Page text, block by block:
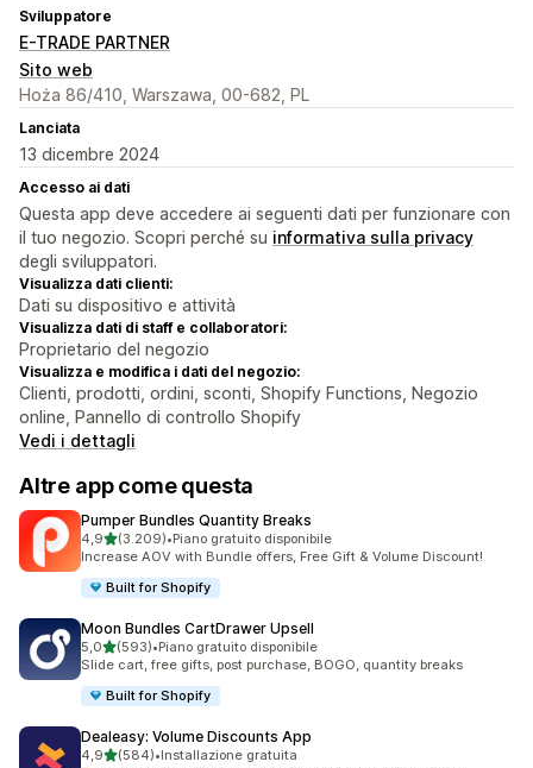
Sviluppatore
E-TRADE PARTNER
Sito web
Hoża 86/410, Warszawa, 00-682, PL
Lanciata
13 dicembre 2024
Accesso ai dati
Questa app deve accedere ai seguenti dati per funzionare con
il tuo negozio. Scopri perché su informativa sulla privacy
degli sviluppatori.
Visualizza dati clienti:
Dati su dispositivo e attività
Visualizza dati di staff e collaboratori:
Proprietario del negozio
Visualizza e modifica i dati del negozio:
Clienti, prodotti, ordini, sconti, Shopify Functions, Negozio
online, Pannello di controllo Shopify
Vedi i dettagli
Altre app come questa
Pumper Bundles Quantity Breaks
4,9stelle su 5
(3.209)
3209 recensioni totali
•Piano gratuito disponibile
Increase AOV with Bundle offers, Free Gift & Volume Discount!
Built for Shopify
Moon Bundles CartDrawer Upsell
5,0stelle su 5
(593)
593 recensioni totali
•Piano gratuito disponibile
Slide cart, free gifts, post purchase, BOGO, quantity breaks
Built for Shopify
Dealeasy: Volume Discounts App
4,9stelle su 5
(584)
584 recensioni totali
•Installazione gratuita